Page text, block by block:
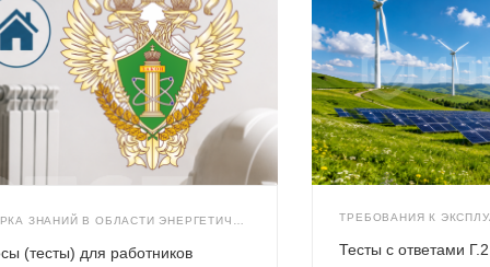
(тесты) для работников
Тесты с ответами